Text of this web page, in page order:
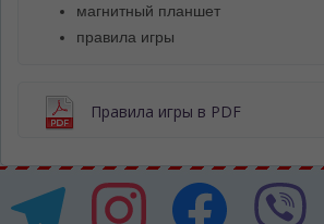
магнитный планшет
правила игры
Правила игры в PDF